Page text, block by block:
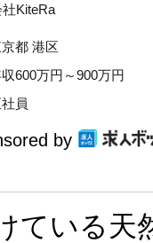
KiteRa
都 港区
600万円～900万円
員
by
ている天